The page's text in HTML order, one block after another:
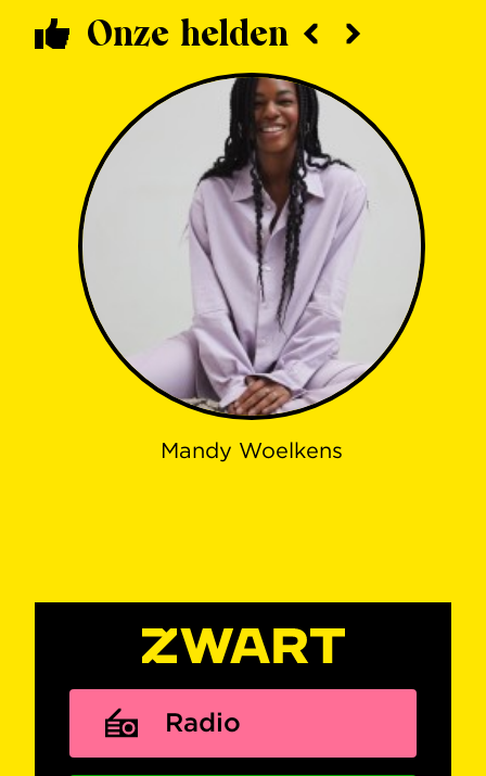
Onze helden
Mandy Woelkens
Radio